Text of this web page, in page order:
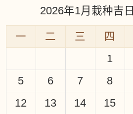
2026年1月栽种吉日
一 二 三 四
1
5
6 7 8
12
13 14 15